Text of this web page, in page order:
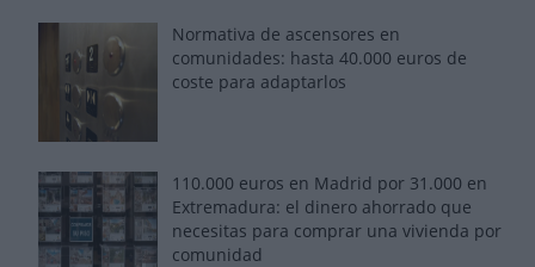
Normativa de ascensores en
comunidades: hasta 40.000 euros de
coste para adaptarlos
110.000 euros en Madrid por 31.000 en
Extremadura: el dinero ahorrado que
necesitas para comprar una vivienda por
comunidad